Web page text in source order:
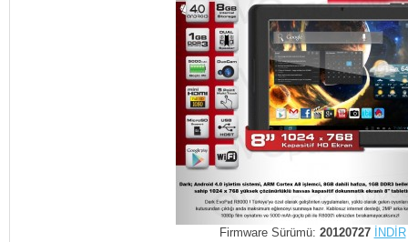
Firmware Sürümü: 20120727
İNDİR